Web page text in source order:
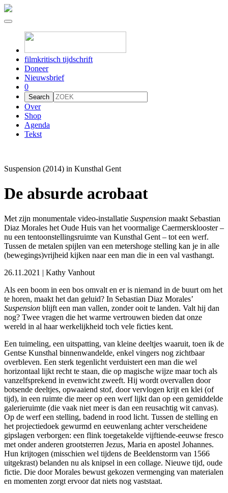
filmkritisch tijdschrift
Doneer
Nieuwsbrief
0
Over
Shop
Agenda
Tekst
Suspension (2014) in Kunsthal Gent
De absurde acrobaat
Met zijn monumentale video-installatie Suspension maakt Sebastian
Diaz Morales het Oude Huis van het voormalige Caermersklooster –
nu een tentoonstellingsruimte van Kunsthal Gent – tot een werf.
Tussen de metalen spijlen van een metershoge stelling kan je in alle
(bewegings)vrijheid kijken naar een man die in een val vasthangt.
26.11.2021 | Kathy Vanhout
Als een boom in een bos omvalt en er is niemand in de buurt om het
te horen, maakt het dan geluid? In Sebastian Diaz Morales’
Suspension blijft een man vallen, zonder ooit te landen. Valt hij dan
nog? Twee vragen die het warme vertrouwen bieden dat onze
wereld in al haar werkelijkheid toch vele ficties kent.
Een tuimeling, een uitspatting, van kleine deeltjes waaruit, toen ik de
Gentse Kunsthal binnenwandelde, enkel vingers nog zichtbaar
overbleven. Een sterk tegenlicht verduistert een man die wel
horizontaal lijkt recht te staan, die op magische wijze maar toch als
vanzelfsprekend in evenwicht zweeft. Hij wordt overvallen door
botsende deeltjes, opwaaiend stof, door vervlogen krijt en klei (of
tijd), in een ruimte die meer op een werf lijkt dan op een gemiddelde
galerieruimte (die vaak niet meer is dan een reusachtig wit canvas).
Op de werf een stelling, badend in rood licht. Tussen de stelling en
het projectiedoek gewurmd en eeuwenlang achter verscheidene
gipslagen verborgen: een flink toegetakelde vijftiende-eeuwse fresco
met onder anderen grootsterren Jezus, Maria en apostel Johannes.
Hun krijtogen (misschien wel tijdens de Beeldenstorm van 1566
uitgekrast) belanden nu als knipsel in een collage. Nieuwe tijd, oude
fictie. Die door Morales bewust gekozen vermenging van materialen
en momenten zorgt ervoor dat niets nog vaststaat.